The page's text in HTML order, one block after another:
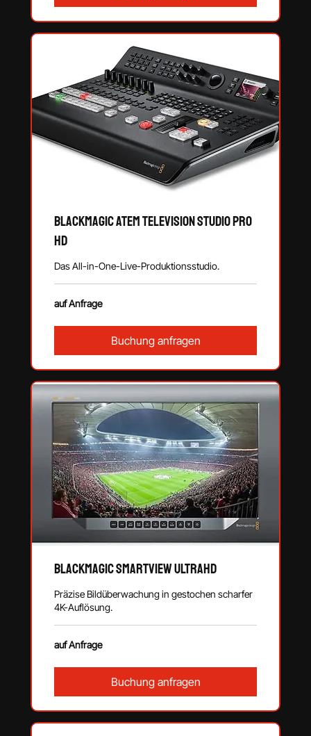
Blackmagic ATEM Television Studio Pro
HD
Das All-in-One-Live-Produktionsstudio.
Anfrage
auf Anfrage
Buchung anfragen
Blackmagic SmartView UltraHD
Präzise Bildüberwachung in gestochen scharfer
4K-Auflösung.
Anfrage
auf Anfrage
Buchung anfragen